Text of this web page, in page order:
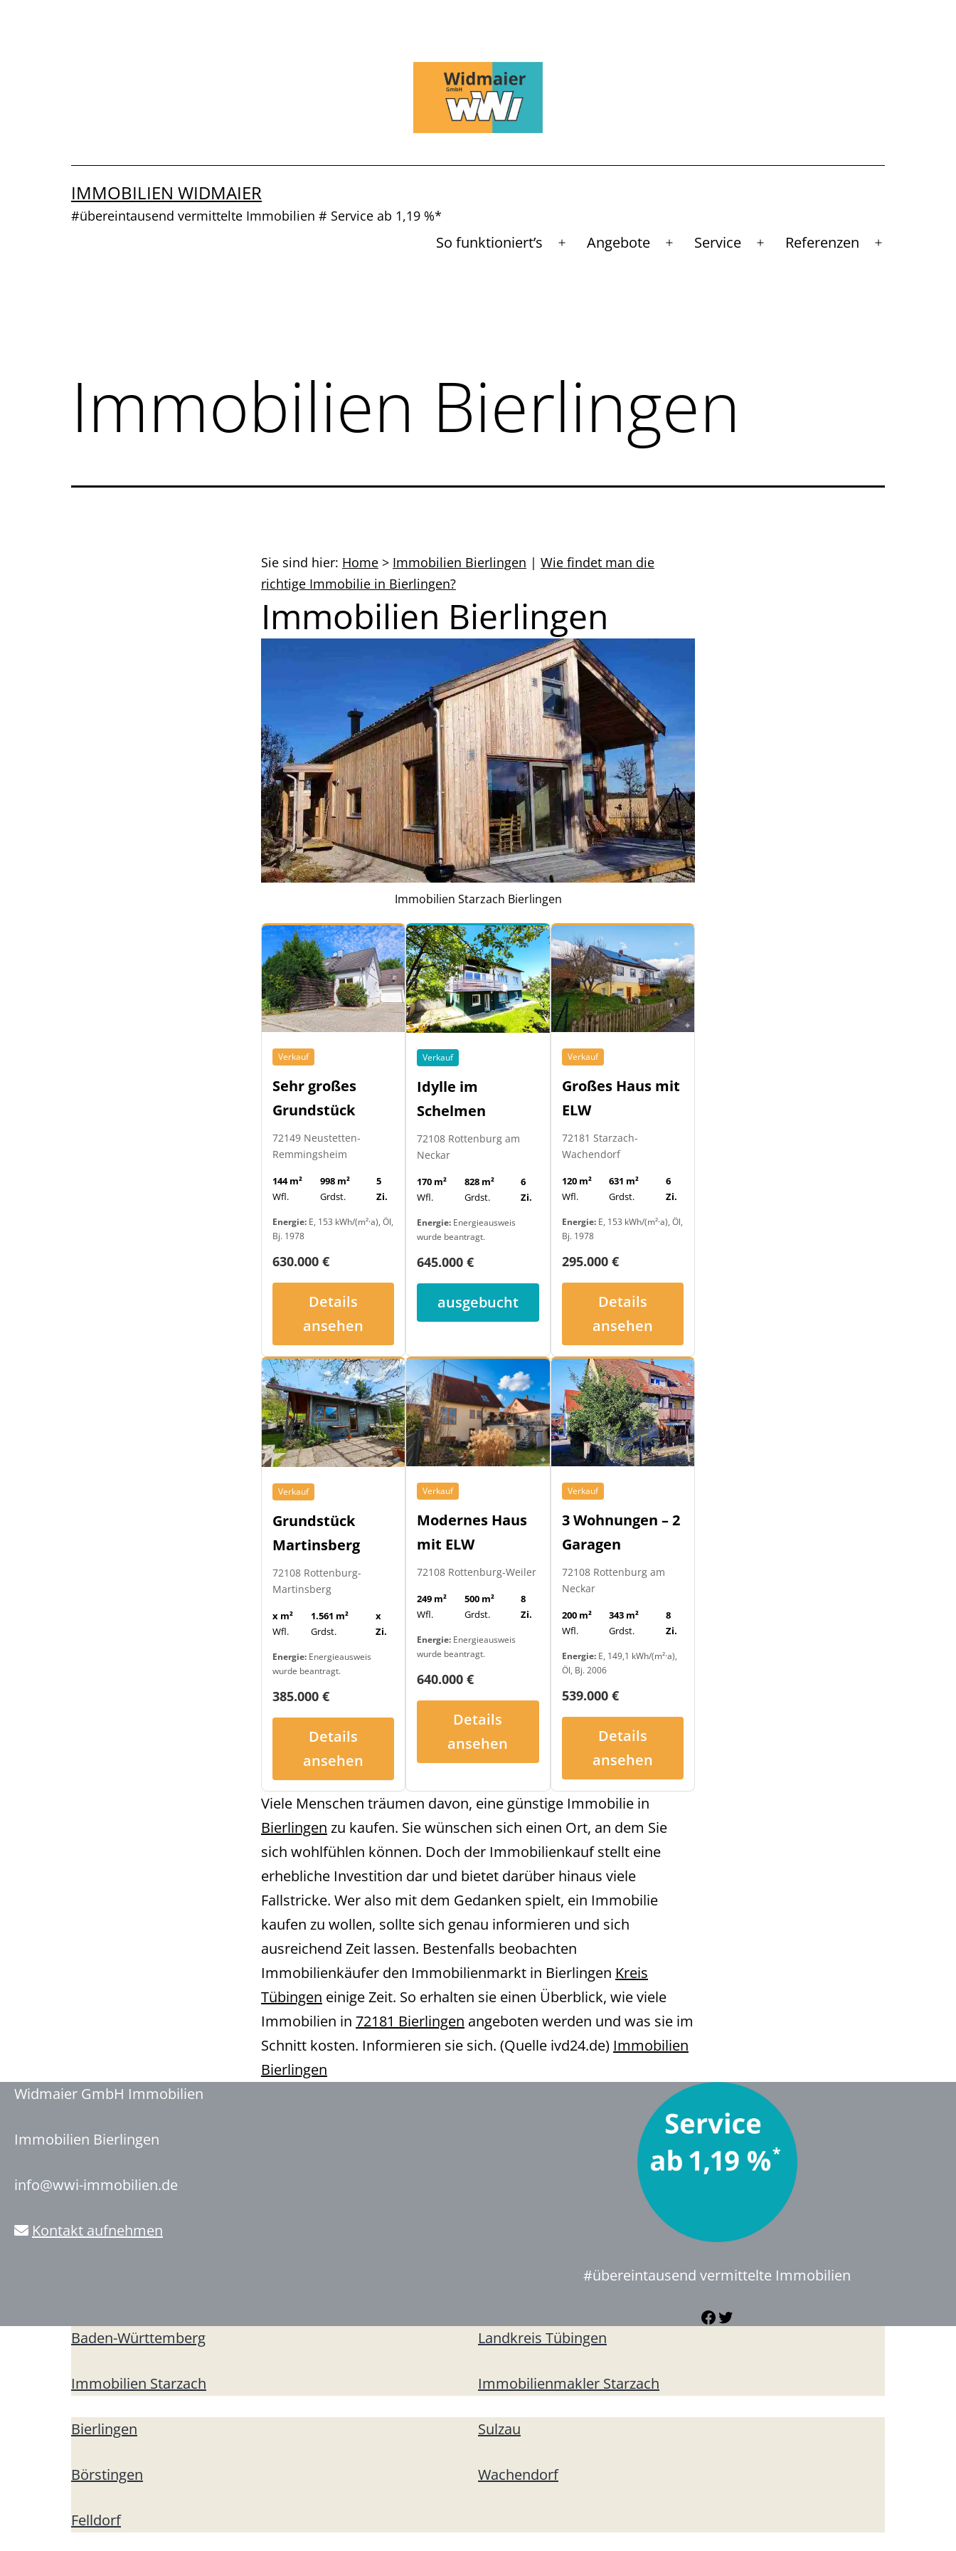
IMMOBILIEN WIDMAIER
#übereintausend vermittelte Immobilien # Service ab 1,19 %*
So funktioniert’s
MenüAngebote
MenüService
MenüReferenzen
Menü
Immobilien Bierlingen
Sie sind hier: Home > Immobilien Bierlingen | Wie findet man die
richtige Immobilie in Bierlingen?
Immobilien Bierlingen
Immobilien Starzach Bierlingen
Verkauf
Sehr großes
Grundstück
72149 Neustetten-
Remmingsheim
144 m²
Wfl.
998 m²
Grdst.
5
Zi.
Energie: E, 153 kWh/(m²·a), Öl,
Bj. 1978
630.000 €
Details
ansehen
Verkauf
Idylle im
Schelmen
72108 Rottenburg am
Neckar
170 m²
Wfl.
828 m²
Grdst.
6
Zi.
Energie: Energieausweis
wurde beantragt.
645.000 €
ausgebucht
Verkauf
Großes Haus mit
ELW
72181 Starzach-
Wachendorf
120 m²
Wfl.
631 m²
Grdst.
6
Zi.
Energie:E, 153 kWh/(m²·a), Öl,
Bj. 1978
295.000 €
Details
ansehen
Verkauf
Grundstück
Martinsberg
72108 Rottenburg-
Martinsberg
x m²
Wfl.
1.561 m²
Grdst.
x
Zi.
Energie: Energieausweis
wurde beantragt.
385.000 €
Details
ansehen
Verkauf
Modernes Haus
mit ELW
72108 Rottenburg-Weiler
249 m²
Wfl.
500 m²
Grdst.
8
Zi.
Energie: Energieausweis
wurde beantragt.
640.000 €
Details
ansehen
Verkauf
3 Wohnungen – 2
Garagen
72108 Rottenburg am
Neckar
200 m²
Wfl.
343 m²
Grdst.
8
Zi.
Energie:E, 149,1 kWh/(m²·a),
Öl, Bj. 2006
539.000 €
Details
ansehen
Viele Menschen träumen davon, eine günstige Immobilie in
Bierlingen zu kaufen. Sie wünschen sich einen Ort, an dem Sie
sich wohlfühlen können. Doch der Immobilienkauf stellt eine
erhebliche Investition dar und bietet darüber hinaus viele
Fallstricke. Wer also mit dem Gedanken spielt, ein Immobilie
kaufen zu wollen, sollte sich genau informieren und sich
ausreichend Zeit lassen. Bestenfalls beobachten
Immobilienkäufer den Immobilienmarkt in Bierlingen Kreis
Tübingen einige Zeit. So erhalten sie einen Überblick, wie viele
Immobilien in 72181 Bierlingen angeboten werden und was sie im
Schnitt kosten. Informieren sie sich. (Quelle ivd24.de) Immobilien
Bierlingen
Widmaier GmbH Immobilien
Immobilien Bierlingen
info@wwi-immobilien.de
Kontakt aufnehmen
#übereintausend vermittelte Immobilien
Facebook
Twitter
Baden-Württemberg
Immobilien Starzach
Landkreis Tübingen
Immobilienmakler Starzach
Bierlingen
Börstingen
Felldorf
Sulzau
Wachendorf